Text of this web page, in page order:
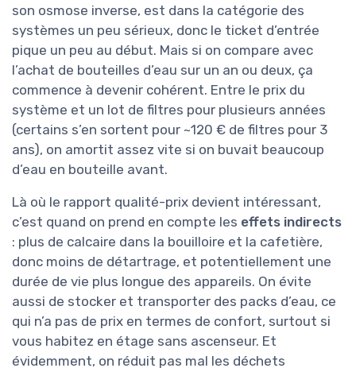
son osmose inverse, est dans la catégorie des
systèmes un peu sérieux, donc le ticket d’entrée
pique un peu au début. Mais si on compare avec
l’achat de bouteilles d’eau sur un an ou deux, ça
commence à devenir cohérent. Entre le prix du
système et un lot de filtres pour plusieurs années
(certains s’en sortent pour ~120 € de filtres pour 3
ans), on amortit assez vite si on buvait beaucoup
d’eau en bouteille avant.
Là où le rapport qualité-prix devient intéressant,
c’est quand on prend en compte les effets indirects
: plus de calcaire dans la bouilloire et la cafetière,
donc moins de détartrage, et potentiellement une
durée de vie plus longue des appareils. On évite
aussi de stocker et transporter des packs d’eau, ce
qui n’a pas de prix en termes de confort, surtout si
vous habitez en étage sans ascenseur. Et
évidemment, on réduit pas mal les déchets